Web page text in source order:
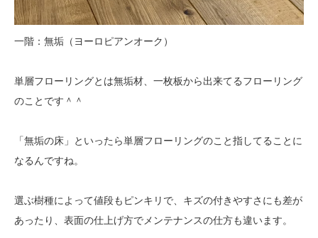
一階：無垢（ヨーロピアンオーク）
単層フローリングとは無垢材、一枚板から出来てるフローリング
のことです＾＾
「無垢の床」といったら単層フローリングのこと指してることに
なるんですね。
選ぶ樹種によって値段もピンキリで、キズの付きやすさにも差が
あったり、表面の仕上げ方でメンテナンスの仕方も違います。